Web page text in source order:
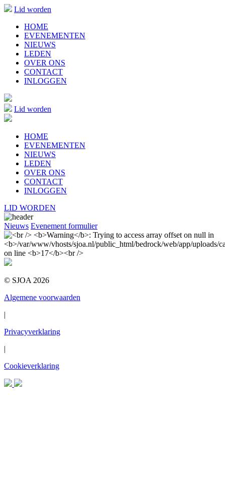
Lid worden
HOME
EVENEMENTEN
NIEUWS
LEDEN
OVER ONS
CONTACT
INLOGGEN
Lid worden
HOME
EVENEMENTEN
NIEUWS
LEDEN
OVER ONS
CONTACT
INLOGGEN
LID WORDEN
Nieuws Evenement formulier
© SJOA 2026
Algemene voorwaarden
|
Privacyverklaring
|
Cookieverklaring